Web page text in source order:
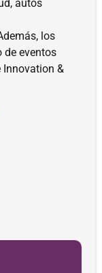
autos
los
de eventos
Innovation &